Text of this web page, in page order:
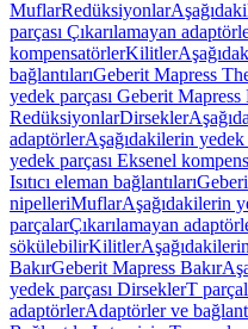
MuflarRedüksiyonlar
parçası Çıkarılamayan
kompensatörlerKilitler
bağlantılarıGeberit Mapress
yedek parçası Geberit
RedüksiyonlarDirsekler
adaptörlerAşağıdakilerin yedek
yedek parçası Eksenel
Isıtıcı eleman bağlantıları
nipelleriMuflarAşağıdakilerin
parçalarÇıkarılamayan
sökülebilirKilitler
BakırGeberit Mapress Bakır
yedek parçası DirseklerT
adaptörlerAdaptörler ve